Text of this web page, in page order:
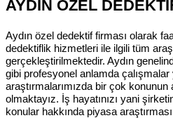
AYDIN ÖZEL
Aydın özel dedektif firması olarak
dedektiflik hizmetleri ile ilgili tüm
gerçekleştirilmektedir. Aydın
gibi profesyonel anlamda
araştırmalarımızda bir çok konunun
olmaktayız. İş hayatınızı yani
konular hakkında piyasa